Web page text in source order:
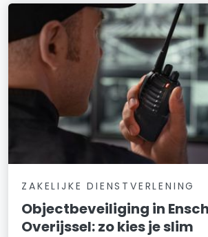
ZAKELIJKE DIENSTVERLENING
Objectbeveiliging in
Overijssel: zo kies je slim